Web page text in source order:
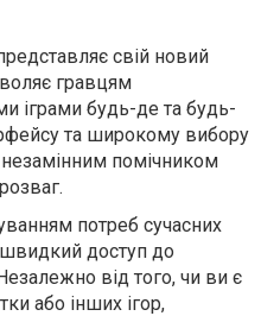
свій новий
гравцям
іграми будь-де та будь-
та широкому вибору
незамінним помічником
потреб сучасних
доступ до
від того, чи ви є
або інших ігор,